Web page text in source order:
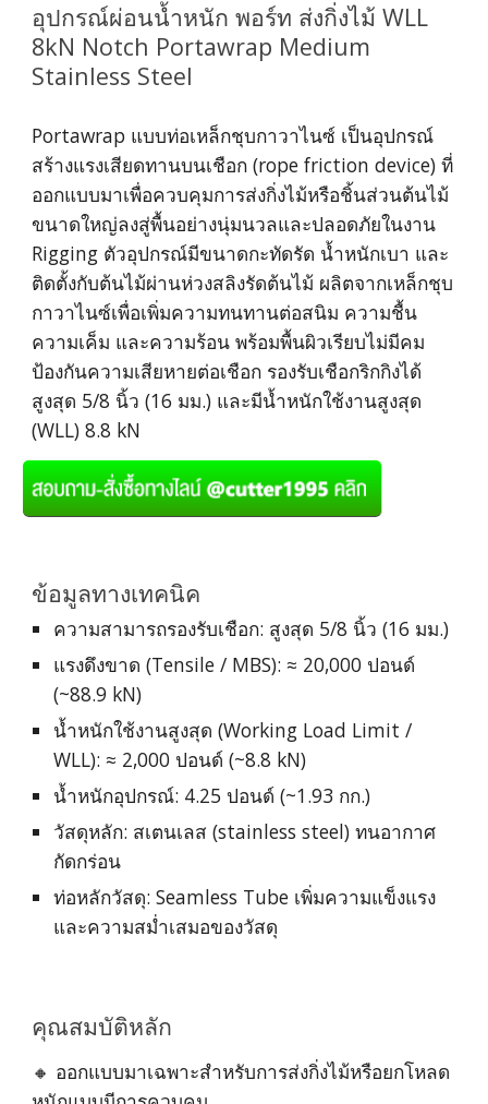
อุปกรณ์ผ่อนน้ำหนัก พอร์ท ส่งกิ่งไม้ WLL
8kN Notch Portawrap Medium
Stainless Steel
Portawrap แบบท่อเหล็กชุบกาวาไนซ์ เป็นอุปกรณ์
สร้างแรงเสียดทานบนเชือก (rope friction device) ที่
ออกแบบมาเพื่อควบคุมการส่งกิ่งไม้หรือชิ้นส่วนต้นไม้
ขนาดใหญ่ลงสู่พื้นอย่างนุ่มนวลและปลอดภัยในงาน
Rigging ตัวอุปกรณ์มีขนาดกะทัดรัด น้ำหนักเบา และ
ติดตั้งกับต้นไม้ผ่านห่วงสลิงรัดต้นไม้ ผลิตจากเหล็กชุบ
กาวาไนซ์เพื่อเพิ่มความทนทานต่อสนิม ความชื้น
ความเค็ม และความร้อน พร้อมพื้นผิวเรียบไม่มีคม
ป้องกันความเสียหายต่อเชือก รองรับเชือกริกกิงได้
สูงสุด 5/8 นิ้ว (16 มม.) และมีน้ำหนักใช้งานสูงสุด
(WLL) 8.8 kN
ข้อมูลทางเทคนิค
ความสามารถรองรับเชือก: สูงสุด 5/8 นิ้ว (16 มม.)
แรงดึงขาด (Tensile / MBS): ≈ 20,000 ปอนด์
(~88.9 kN)
น้ำหนักใช้งานสูงสุด (Working Load Limit /
WLL): ≈ 2,000 ปอนด์ (~8.8 kN)
น้ำหนักอุปกรณ์: 4.25 ปอนด์ (~1.93 กก.)
วัสดุหลัก: สเตนเลส (stainless steel) ทนอากาศ
กัดกร่อน
ท่อหลักวัสดุ: Seamless Tube เพิ่มความแข็งแรง
และความสม่ำเสมอของวัสดุ
คุณสมบัติหลัก
🔸 ออกแบบมาเฉพาะสำหรับการส่งกิ่งไม้หรือยกโหลด